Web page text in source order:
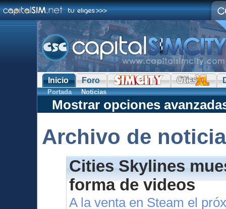
Inicio Foro
Portada Noticias
Mostrar opciones
Archivo de
Cities Skylines
forma de videos
A la venta en Steam el